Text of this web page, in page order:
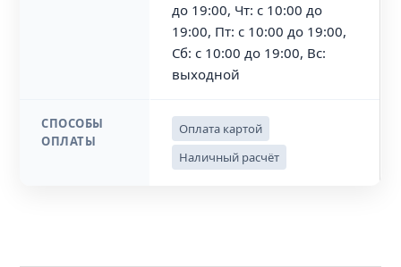
до 19:00, Чт: с 10:00 до
19:00, Пт: с 10:00 до 19:00,
Сб: с 10:00 до 19:00, Вс:
выходной
СПОСОБЫ
ОПЛАТЫ
Оплата картой
Наличный расчёт